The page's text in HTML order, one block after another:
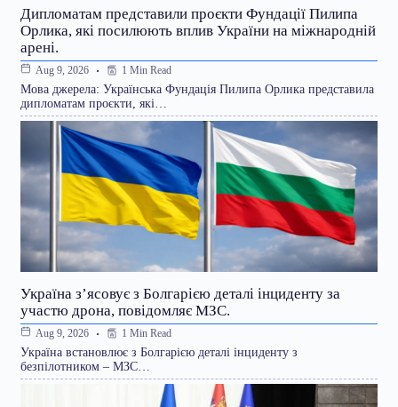
Дипломатам представили проєкти Фундації Пилипа
Орлика, які посилюють вплив України на міжнародній
арені.
Aug 9, 2026 1 Min Read
Мова джерела: Українська Фундація Пилипа Орлика представила
дипломатам проєкти, які…
Україна з’ясовує з Болгарією деталі інциденту за
участю дрона, повідомляє МЗС.
Aug 9, 2026 1 Min Read
Україна встановлює з Болгарією деталі інциденту з
безпілотником – МЗС…